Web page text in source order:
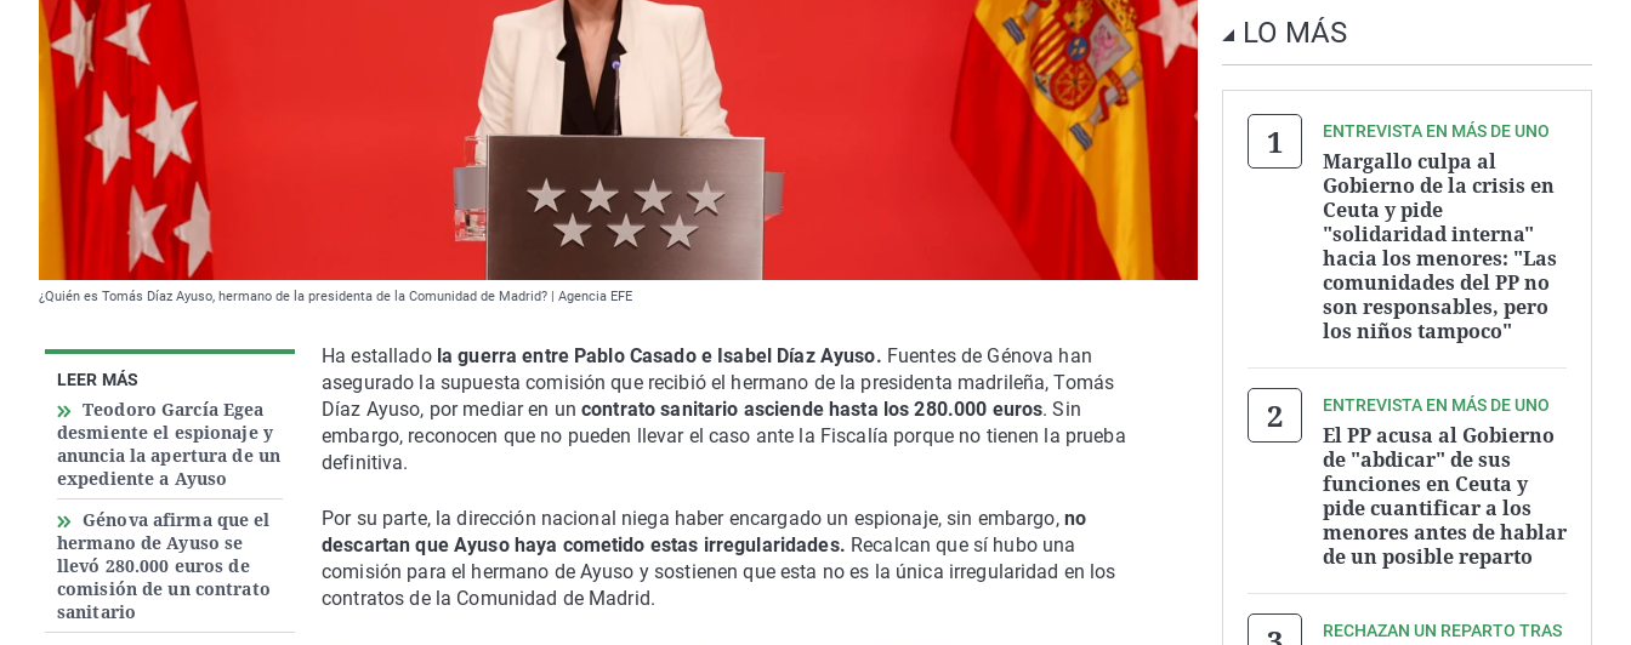
¿Quién es Tomás Díaz Ayuso, hermano de la presidenta de la Comunidad de Madrid? | Agencia EFE
LEER MÁS
Teodoro García Egea
desmiente el espionaje y
anuncia la apertura de un
expediente a Ayuso
Génova afirma que el
hermano de Ayuso se
llevó 280.000 euros de
comisión de un contrato
sanitario
Ha estallado la guerra entre Pablo Casado e Isabel Díaz Ayuso. Fuentes de Génova han
asegurado la supuesta comisión que recibió el hermano de la presidenta madrileña, Tomás
Díaz Ayuso, por mediar en uncontrato sanitario asciende hasta los 280.000 euros. Sin
embargo, reconocen que no pueden llevar el caso ante la Fiscalía porque no tienen la prueba
definitiva.
Por su parte, la dirección nacional niega haber encargado un espionaje, sin embargo,no
descartan que Ayuso haya cometido estas irregularidades. Recalcan que sí hubo una
comisión para el hermano de Ayuso y sostienen que esta no es la única irregularidad en los
contratos de la Comunidad de Madrid.
LO MÁS
ENTREVISTA EN MÁS DE UNO
Margallo culpa al
Gobierno de la crisis en
Ceuta y pide
"solidaridad interna"
hacia los menores: "Las
comunidades del PP no
son responsables, pero
los niños tampoco"
ENTREVISTA EN MÁS DE UNO
El PP acusa al Gobierno
de "abdicar" de sus
funciones en Ceuta y
pide cuantificar a los
menores antes de hablar
de un posible reparto
RECHAZAN UN REPARTO TRAS